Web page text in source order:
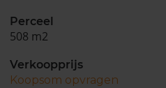
Perceel
508 m2
Verkoopprijs
Koopsom opvragen